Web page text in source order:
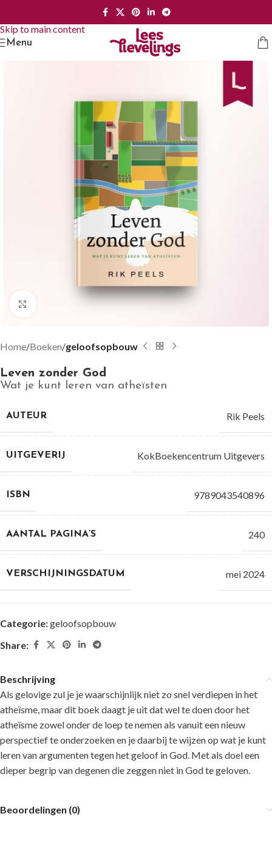
Skip to main content
Menu
Groter bekijken
Home Boeken geloofsopbouw
Leven zonder God
Wat je kunt leren van atheïsten
AUTEUR Rik Peels
UITGEVERIJ KokBoekencentrum Uitgevers
ISBN 9789043540896
AANTAL PAGINA’S 240
VERSCHIJNINGSDATUM mei 2024
Categorie:geloofsopbouw
Share:
Beschrijving
Als gelovige zul je je waarschijnlijk niet zo snel verdiepen in het
atheïsme, maar dit boek daagt je uit dat wel te doen door het
atheïsme zowel onder de loep te nemen als vanuit een nieuw
perspectief te onderzoeken en je daarbij te wijzen op wat je kunt
leren van argumenten tegen het geloof in God. Met als doel een
dieper begrip van degenen die zeggen niet in God te geloven.
Beoordelingen (0)